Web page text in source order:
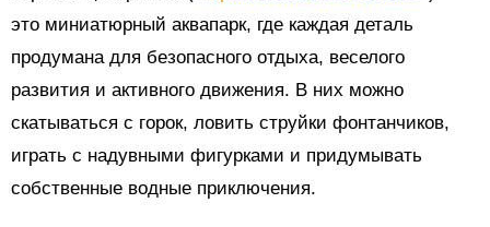
это миниатюрный аквапарк, где каждая деталь
продумана для безопасного отдыха, веселого
развития и активного движения. В них можно
скатываться с горок, ловить струйки фонтанчиков,
играть с надувными фигурками и придумывать
собственные водные приключения.